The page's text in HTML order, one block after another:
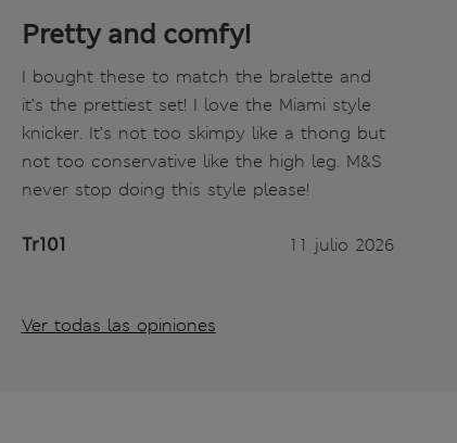
Pretty and comfy!
I bought these to match the bralette and
it’s the prettiest set! I love the Miami style
knicker. It’s not too skimpy like a thong but
not too conservative like the high leg. M&S
never stop doing this style please!
Tr101 11 julio 2026
Ver todas las opiniones